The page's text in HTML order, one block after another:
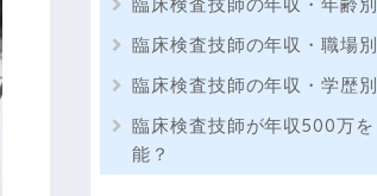
臨床検査技師の年収・年齢別
臨床検査技師の年収・職場別
臨床検査技師の年収・学歴
臨床検査技師が年収500万
能？